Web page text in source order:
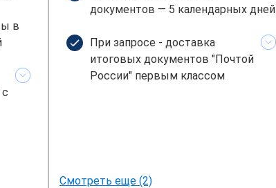
в
документов — 5 календарных дней
При запросе - доставка
итоговых документов "Почтой
России" первым классом
Смотреть еще (2)